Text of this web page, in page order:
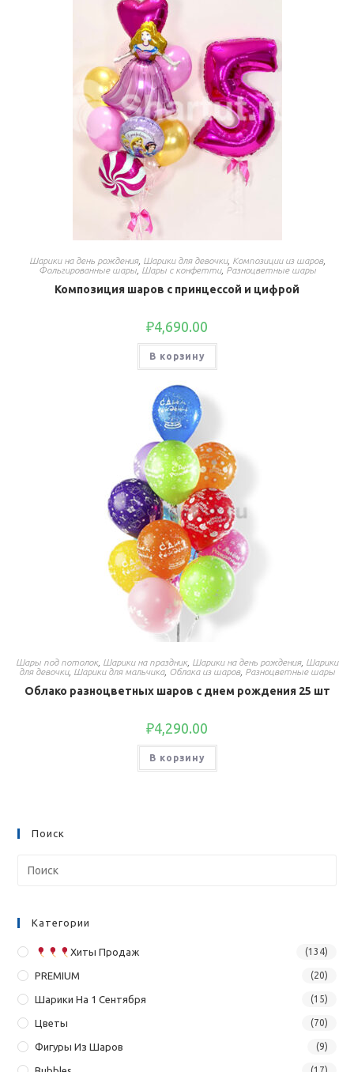
Шарики на день рождения, Шарики для девочки, Композиции из шаров,
Фольгированные шары, Шары с конфетти, Разноцветные шары
Композиция шаров с принцессой и цифрой
₽4,690.00
В корзину
Шары под потолок, Шарики на праздник, Шарики на день рождения, Шарики
для девочки, Шарики для мальчика, Облака из шаров, Разноцветные шары
Облако разноцветных шаров с днем рождения 25 шт
₽4,290.00
В корзину
Поиск
Категории
Хиты Продаж (134)
PREMIUM (20)
Шарики На 1 Сентября (15)
Цветы (70)
Фигуры Из Шаров (9)